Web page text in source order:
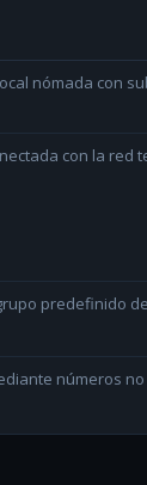
nómada con
con la red
predefinido
números